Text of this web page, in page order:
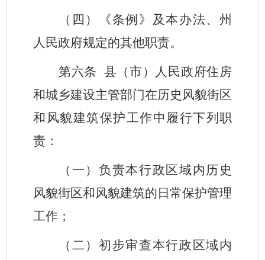
（四）《条例》及本办法、州
人民政府规定的其他职责。
第六条 县（市）人民政府住房
和城乡建设主管部门在历史风貌街区
和风貌建筑保护工作中履行下列职
责：
（一）负责本行政区域内历史
风貌街区和风貌建筑的日常保护管理
工作；
（二）初步审查本行政区域内